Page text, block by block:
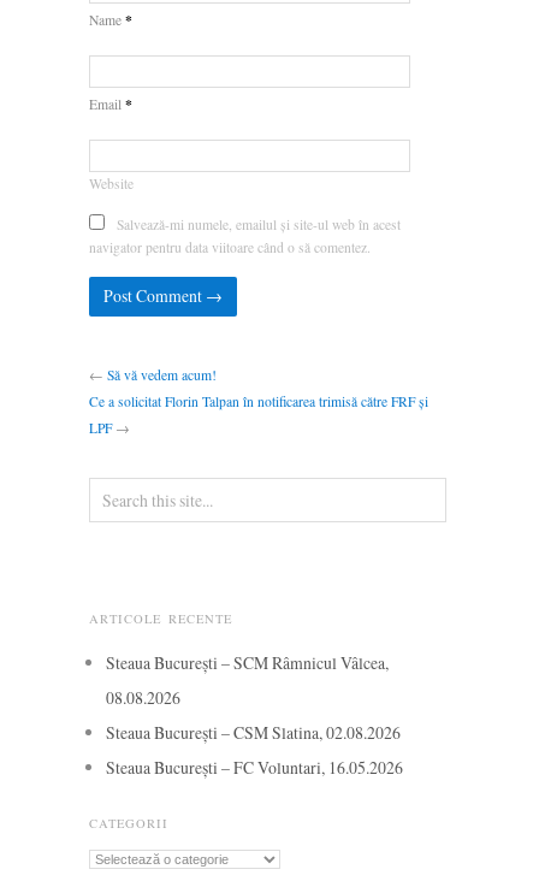
Name *
Email *
Website
Salvează-mi numele, emailul și site-ul web în acest
navigator pentru data viitoare când o să comentez.
← Să vă vedem acum!
Ce a solicitat Florin Talpan în notificarea trimisă către FRF și
LPF→
ARTICOLE RECENTE
Steaua București – SCM Râmnicul Vâlcea,
08.08.2026
Steaua București – CSM Slatina, 02.08.2026
Steaua București – FC Voluntari, 16.05.2026
CATEGORII
Categorii